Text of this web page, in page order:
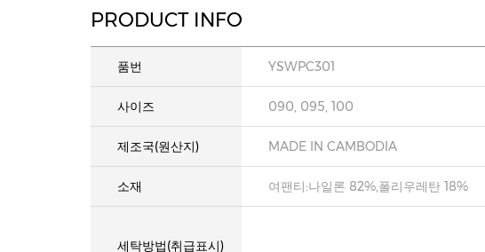
PRODUCT INFO
품번 YSWPC301
사이즈 090, 095, 100
제조국(원산지) MADE IN CAMBODIA
소재 여팬티:나일론 82%,폴리우레탄 18%
세탁방법(취급표시)